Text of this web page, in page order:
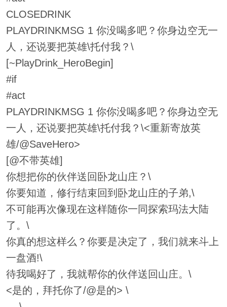
CLOSEDRINK
PLAYDRINKMSG 1 你没喝多吧？你身边空无一
人，还说要把英雄\托付我？\
[~PlayDrink_HeroBegin]
#if
#act
PLAYDRINKMSG 1 你你没喝多吧？你身边空无
一人，还说要把英雄\托付我？\<重新寄放英
雄/@SaveHero>
[@不带英雄]
你想把你的伙伴送回卧龙山庄？\
你要知道，修行结束回到卧龙山庄的子弟,\
不可能再次像现在这样随你一同探索玛法大陆
了。\
你真的想这样么？你要是决定了，我们就来斗上
一盘酒!\
待我喝好了，我就帮你的伙伴送回山庄。\
<是的，拜托你了/@是的> \